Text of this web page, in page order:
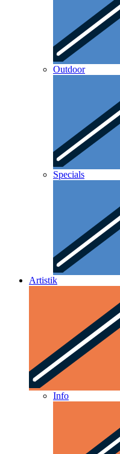
Outdoor
Specials
Artistik
Info